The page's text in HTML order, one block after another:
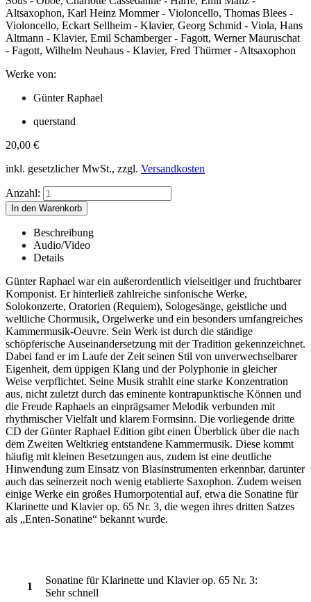
Altsaxophon, Karl Heinz Mommer - Violoncello, Thomas Blees -
Violoncello, Eckart Sellheim - Klavier, Georg Schmid - Viola, Hans
Altmann - Klavier, Emil Schamberger - Fagott, Werner Mauruschat
- Fagott, Wilhelm Neuhaus - Klavier, Fred Thürmer - Altsaxophon
Werke von:
Günter Raphael
querstand
20,00 €
inkl. gesetzlicher MwSt., zzgl. Versandkosten
Anzahl:
Beschreibung
Audio/Video
Details
Günter Raphael war ein außerordentlich vielseitiger und fruchtbarer
Komponist. Er hinterließ zahlreiche sinfonische Werke,
Solokonzerte, Oratorien (Requiem), Sologesänge, geistliche und
weltliche Chormusik, Orgelwerke und ein besonders umfangreiches
Kammermusik-Oeuvre. Sein Werk ist durch die ständige
schöpferische Auseinandersetzung mit der Tradition gekennzeichnet.
Dabei fand er im Laufe der Zeit seinen Stil von unverwechselbarer
Eigenheit, dem üppigen Klang und der Polyphonie in gleicher
Weise verpflichtet. Seine Musik strahlt eine starke Konzentration
aus, nicht zuletzt durch das eminente kontrapunktische Können und
die Freude Raphaels an einprägsamer Melodik verbunden mit
rhythmischer Vielfalt und klarem Formsinn. Die vorliegende dritte
CD der Günter Raphael Edition gibt einen Überblick über die nach
dem Zweiten Weltkrieg entstandene Kammermusik. Diese kommt
häufig mit kleinen Besetzungen aus, zudem ist eine deutliche
Hinwendung zum Einsatz von Blasinstrumenten erkennbar, darunter
auch das seinerzeit noch wenig etablierte Saxophon. Zudem weisen
einige Werke ein großes Humorpotential auf, etwa die Sonatine für
Klarinette und Klavier op. 65 Nr. 3, die wegen ihres dritten Satzes
als „Enten-Sonatine“ bekannt wurde.
1
Sonatine für Klarinette und Klavier op. 65 Nr. 3:
Sehr schnell